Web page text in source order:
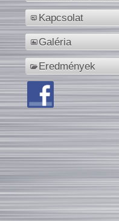
Kapcsolat
Galéria
Eredmények